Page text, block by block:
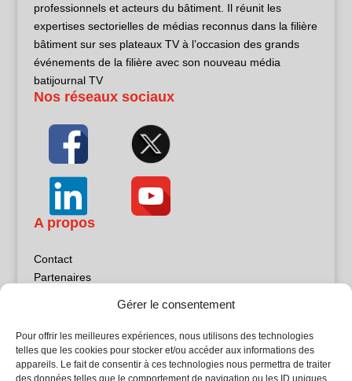
Gérer le consentement
Pour offrir les meilleures expériences, nous utilisons des technologies
telles que les cookies pour stocker et/ou accéder aux informations des
appareils. Le fait de consentir à ces technologies nous permettra de traiter
des données telles que le comportement de navigation ou les ID uniques
professionnels et acteurs du bâtiment. Il réunit les
expertises sectorielles de médias reconnus dans la filière
bâtiment sur ses plateaux TV à l’occasion des grands
événements de la filière avec son nouveau média
batijournal TV
Nos réseaux sociaux
A propos
Contact
Partenaires
Politique de confidentialité
Sites partenaires